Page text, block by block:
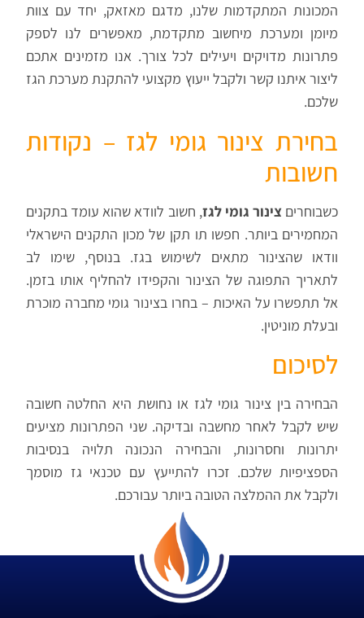
המכונות המתקדמות שלנו, מדגם מאזאק, יחד עם צוות
מיומן ומערכת מיחשוב מתקדמת, מאפשרים לנו לספק
פתרונות מדויקים ויעילים לכל צורך. אנו מזמינים אתכם
ליצור איתנו קשר ולקבל ייעוץ מקצועי להתקנת מערכת הגז
שלכם.
בחירת צינור גומי לגז – נקודות
חשובות
כשבוחרים צינור גומי לגז, חשוב לוודא שהוא עומד בתקנים
המחמירים ביותר. חפשו תו תקן של מכון התקנים הישראלי
וודאו שהצינור מתאים לשימוש בגז. בנוסף, שימו לב
לתאריך התפוגה של הצינור והקפידו להחליף אותו בזמן.
אל תתפשרו על האיכות – בחרו בצינור גומי מחברה מוכרת
ובעלת מוניטין.
לסיכום
הבחירה בין צינור גומי לגז או נחושת היא החלטה חשובה
שיש לקבל לאחר מחשבה ובדיקה. שני הפתרונות מציעים
יתרונות וחסרונות, והבחירה הנכונה תלויה בנסיבות
הספציפיות שלכם. זכרו להתייעץ עם טכנאי גז מוסמך
ולקבל את ההמלצה הטובה ביותר עבורכם.